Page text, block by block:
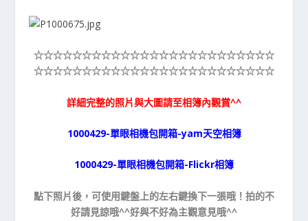
☆☆☆☆☆☆☆☆☆☆☆☆☆☆☆☆☆☆☆☆☆☆☆☆☆
☆☆☆☆☆☆☆☆☆☆☆☆☆☆☆☆☆☆☆☆☆☆☆☆☆
詳細完整的照片與大圖請至相簿內觀賞^^
1000429-單眼相機包開箱-yam天空相簿
1000429-單眼相機包開箱-Flickr相簿
點下照片後，可使用鍵盤上的左右鍵換下一張哦！拍的不
好請見諒哦^^好與不好為主觀意見哦^^